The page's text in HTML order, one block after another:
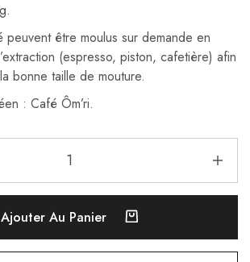
peuvent être moulus sur demande en
(espresso, piston, cafetière) afin
bonne taille de mouture.
: Café Ôm’ri.
Ajouter Au Panier